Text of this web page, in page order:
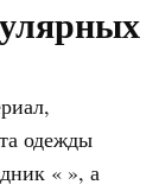
одежды
« », а